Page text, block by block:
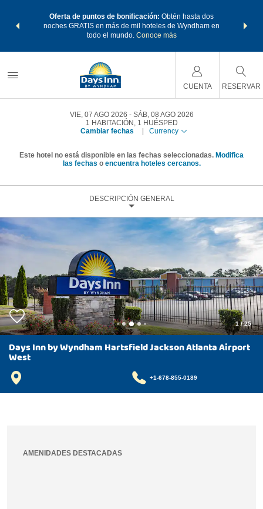
Oferta de puntos de bonificación:Obtén hasta dos
noches GRATIS en más de mil hoteles de Wyndham en
todo el mundo. Conoce más
de viaje
CUENTA RESERVAR
VIE, 07 AGO 2026
SÁB, 08 AGO 2026
1 HABITACIÓN , 1 HUÉSPED
Cambiar fechas
Currency
Este hotel no está disponible en las fechas seleccionadas. Modifica
las fechas o encuentra hoteles cercanos.
DESCRIPCIÓN GENERAL
1/25
Days Inn by Wyndham Hartsfield Jackson Atlanta Airport
West
+1-678-855-0189
AMENIDADES DESTACADAS